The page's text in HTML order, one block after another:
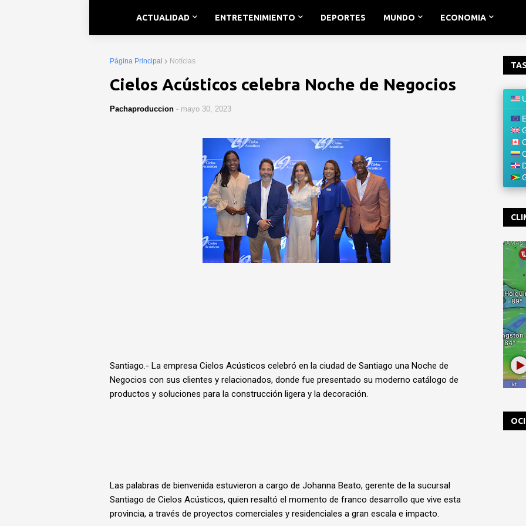
ACTUALIDAD ENTRETENIMIENTO DEPORTES MUNDO ECONOMIA
Página Principal Notícias
Cielos Acústicos celebra Noche de Negocios
Pachaproduccion - mayo 30, 2023
Santiago.- La empresa Cielos Acústicos celebró en la ciudad de Santiago una Noche de
Negocios con sus clientes y relacionados, donde fue presentado su moderno catálogo de
productos y soluciones para la construcción ligera y la decoración.
Las palabras de bienvenida estuvieron a cargo de Johanna Beato, gerente de la sucursal
Santiago de Cielos Acústicos, quien resaltó el momento de franco desarrollo que vive esta
provincia, a través de proyectos comerciales y residenciales a gran escala e impacto.